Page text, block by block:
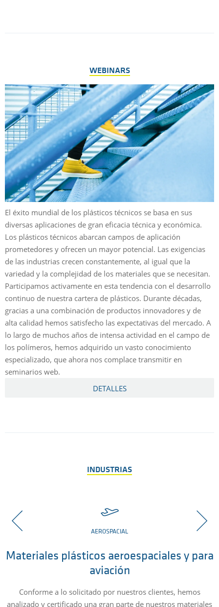
WEBINARS
El éxito mundial de los plásticos técnicos se basa en sus
diversas aplicaciones de gran eficacia técnica y económica.
Los plásticos técnicos abarcan campos de aplicación
prometedores y ofrecen un mayor potencial. Las exigencias
de las industrias crecen constantemente, al igual que la
variedad y la complejidad de los materiales que se necesitan.
Participamos activamente en esta tendencia con el desarrollo
continuo de nuestra cartera de plásticos. Durante décadas,
gracias a una combinación de productos innovadores y de
alta calidad hemos satisfecho las expectativas del mercado. A
lo largo de muchos años de intensa actividad en el campo de
los polímeros, hemos adquirido un vasto conocimiento
especializado, que ahora nos complace transmitir en
seminarios web.
DETALLES
INDUSTRIAS
AEROSPACIAL
Materiales plásticos aeroespaciales y para
aviación
Conforme a lo solicitado por nuestros clientes, hemos
analizado y certificado una gran parte de nuestros materiales